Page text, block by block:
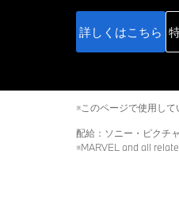
詳しくはこちら
※このページで使用し
配給：ソニー・ピクチ
※MARVEL and all